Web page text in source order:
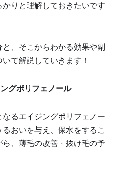
りと理解しておきたいです
、そこからわかる効果や副
て解説していきます！
グポリフェノール
るエイジングポリフェノー
おいを与え、保水をするこ
、薄毛の改善・抜け毛の予